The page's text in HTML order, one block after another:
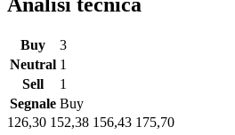
Buy
3
Neutral 1
Sell
1
Segnale Buy
126,30 152,38 156,43 175,70